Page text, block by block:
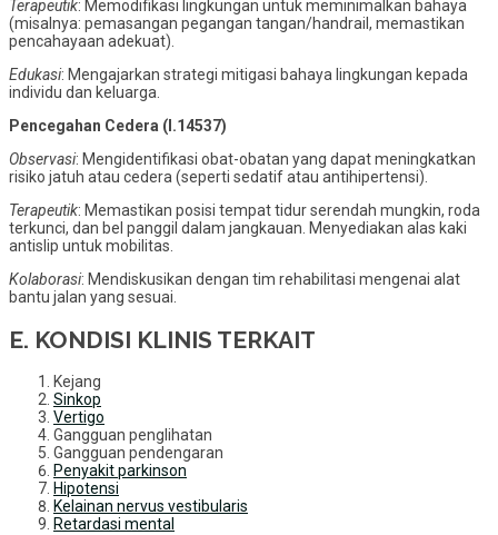
Terapeutik: Memodifikasi lingkungan untuk meminimalkan bahaya
(misalnya: pemasangan pegangan tangan/handrail, memastikan
pencahayaan adekuat).
Edukasi: Mengajarkan strategi mitigasi bahaya lingkungan kepada
individu dan keluarga.
Pencegahan Cedera (I.14537)
Observasi: Mengidentifikasi obat-obatan yang dapat meningkatkan
risiko jatuh atau cedera (seperti sedatif atau antihipertensi).
Terapeutik: Memastikan posisi tempat tidur serendah mungkin, roda
terkunci, dan bel panggil dalam jangkauan. Menyediakan alas kaki
antislip untuk mobilitas.
Kolaborasi: Mendiskusikan dengan tim rehabilitasi mengenai alat
bantu jalan yang sesuai.
E. KONDISI KLINIS TERKAIT
Kejang
Sinkop
Vertigo
Gangguan penglihatan
Gangguan pendengaran
Penyakit parkinson
Hipotensi
Kelainan nervus vestibularis
Retardasi mental